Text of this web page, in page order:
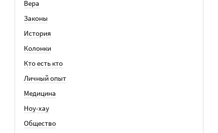
Вера
Законы
История
Колонки
Кто есть кто
Личный опыт
Медицина
Ноу-хау
Общество